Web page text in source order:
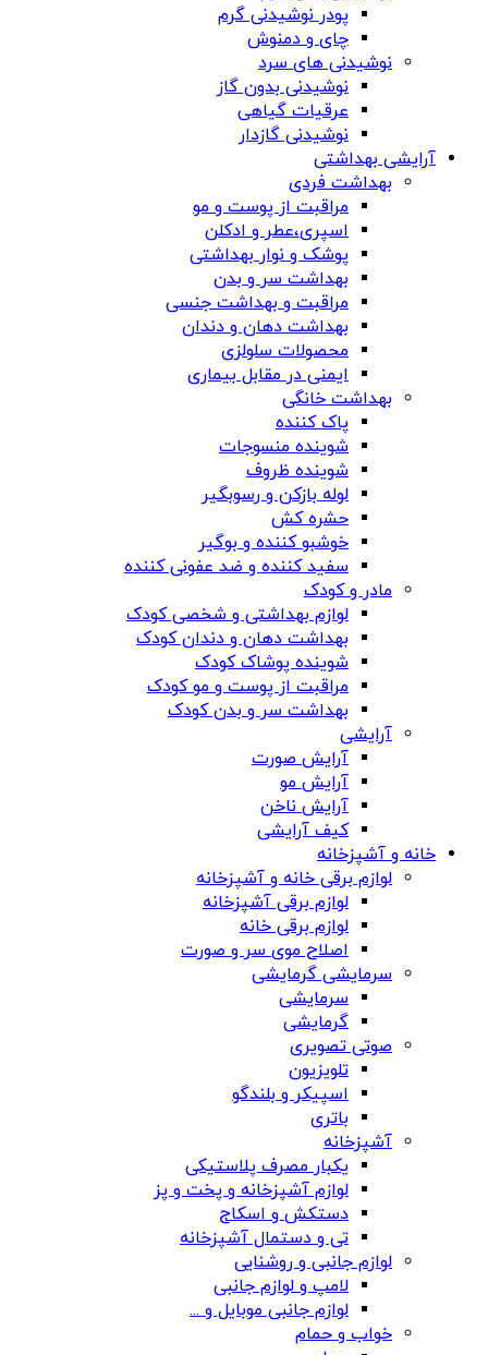
پودر نوشیدنی گرم
چای و دمنوش
نوشیدنی های سرد
نوشیدنی بدون گاز
عرقیات گیاهی
نوشیدنی گازدار
آرایشی بهداشتی
بهداشت فردی
مراقبت از پوست و مو
اسپری،عطر و ادکلن
پوشک و نوار بهداشتی
بهداشت سر و بدن
مراقبت و بهداشت جنسی
بهداشت دهان و دندان
محصولات سلولزی
ایمنی در مقابل بیماری
بهداشت خانگی
پاک کننده
شوینده منسوجات
شوینده ظروف
لوله بازکن و رسوبگیر
حشره کش
خوشبو کننده و بوگیر
سفید کننده و ضد عفونی کننده
مادر و کودک
لوازم بهداشتی و شخصی کودک
بهداشت دهان و دندان کودک
شوینده پوشاک کودک
مراقبت از پوست و مو کودک
بهداشت سر و بدن کودک
آرایشی
آرایش صورت
آرایش مو
آرایش ناخن
کیف آرایشی
خانه و آشپزخانه
لوازم برقی خانه و آشپزخانه
لوازم برقی آشپزخانه
لوازم برقی خانه
اصلاح موی سر و صورت
سرمایشی گرمایشی
سرمایشی
گرمایشی
صوتی تصویری
تلویزیون
اسپیکر و بلندگو
باتری
آشپزخانه
یکبار مصرف پلاستیکی
لوازم آشپزخانه و پخت و پز
دستکش و اسکاج
تی و دستمال آشپزخانه
لوازم جانبی و روشنایی
لامپ و لوازم جانبی
لوازم جانبی موبایل و ...
خواب و حمام